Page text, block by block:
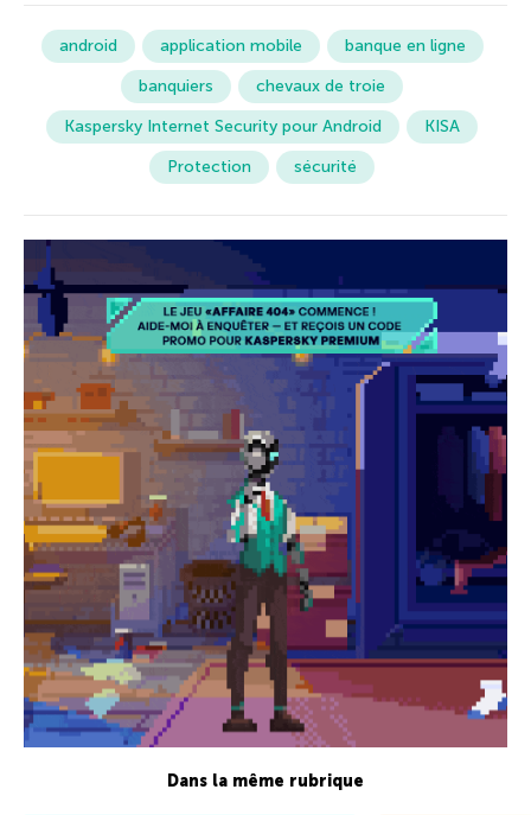
android application mobile
banque en ligne
banquiers
chevaux de troie
Kaspersky Internet Security pour Android
KISA
Protection
sécurité
Dans la même rubrique